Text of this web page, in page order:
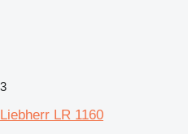
3
Liebherr LR 1160